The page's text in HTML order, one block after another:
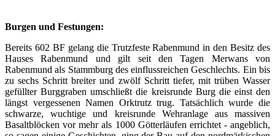
Burgen und Festungen:
Bereits 602 BF gelang die Trutzfeste Rabenmund in den Besitz des
Hauses Rabenmund und gilt seit den Tagen Merwans von
Rabenmund als Stammburg des einflussreichen Geschlechts. Ein bis
zu sechs Schritt breiter und zwölf Schritt tiefer, mit trüben Wasser
gefüllter Burggraben umschließt die kreisrunde Burg die einst den
längst vergessenen Namen Orktrutz trug. Tatsächlich wurde die
schwarze, wuchtige und kreisrunde Wehranlage aus massiven
Basaltblöcken vor mehr als 1000 Götterläufen errichtet - angeblich,